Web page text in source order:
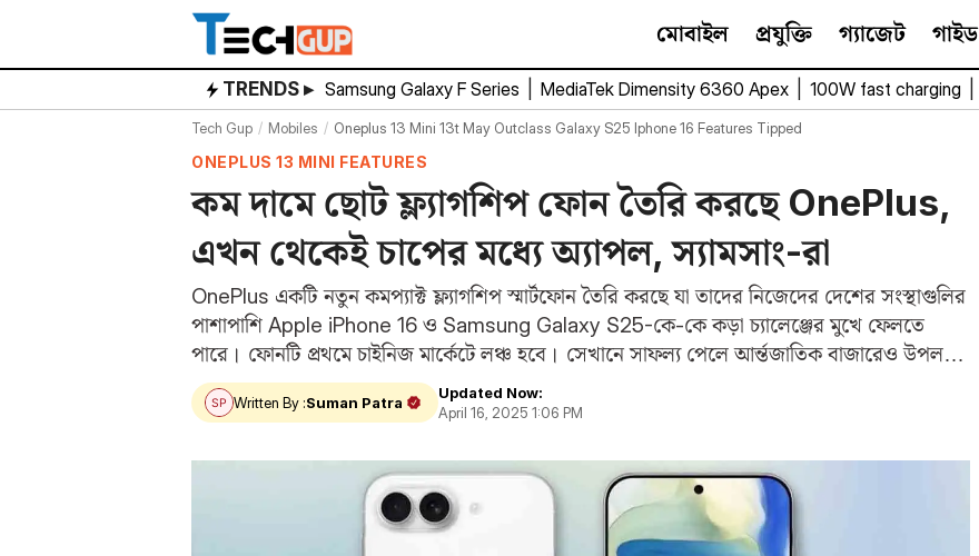
content
মোবাইল প্রযুক্তি গ্যাজেট গাইড
TRENDS ▸ Samsung Galaxy F Series MediaTek Dimensity 6360 Apex 100W fast charging
Tech Gup Mobiles Oneplus 13 Mini 13t May Outclass Galaxy S25 Iphone 16 Features Tipped
ONEPLUS 13 MINI FEATURES
কম দামে ছোট ফ্ল্যাগশিপ ফোন তৈরি করছে OnePlus,
এখন থেকেই চাপের মধ্যে অ্যাপল, স্যামসাং-রা
OnePlus একটি নতুন কমপ্যাক্ট ফ্ল্যাগশিপ স্মার্টফোন তৈরি করছে যা তাদের নিজেদের দেশের সংস্থাগুলির
পাশাপাশি Apple iPhone 16 ও Samsung Galaxy S25-কে-কে কড়া চ্যালেঞ্জের মুখে ফেলতে
পারে। ফোনটি প্রথমে চাইনিজ মার্কেটে লঞ্চ হবে। সেখানে সাফল্য পেলে আর্ন্তজাতিক বাজারেও উপলব্ধ
হতে পারে।…
Written By :Suman Patra
Updated Now:
April 16, 2025 1:06 PM